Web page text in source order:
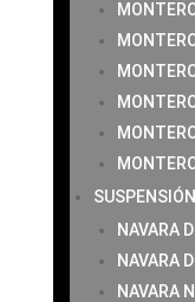
NAVARA
NAVARA
NAVARA